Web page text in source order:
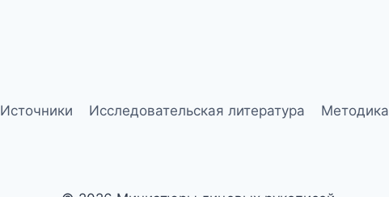
Источники Исследовательская литература Методика